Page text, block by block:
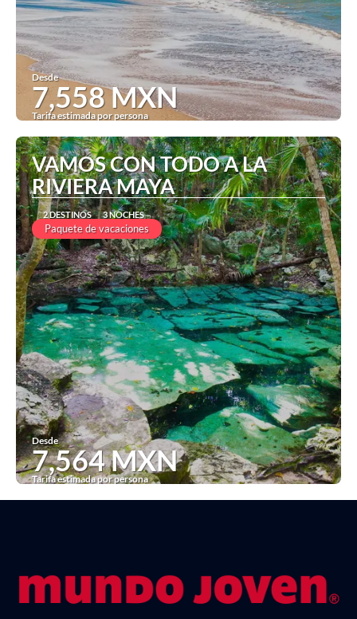
Desde
7,558 MXN
Tarifa estimada por persona
Ver
VAMOS CON TODO A LA
RIVIERA MAYA
2 DESTINOS 3 NOCHES
Paquete de vacaciones
Desde
7,564 MXN
Tarifa estimada por persona
Ver